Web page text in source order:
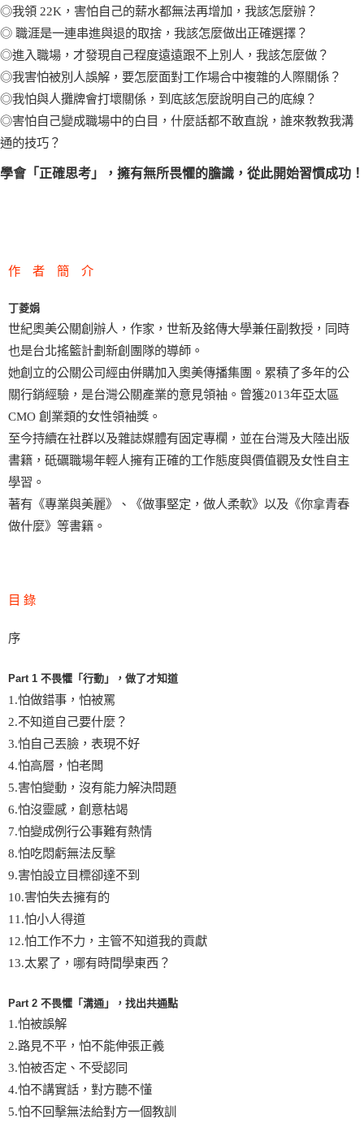
◎我領 22K，害怕自己的薪水都無法再增加，我該怎麼辦？
◎ 職涯是一連串進與退的取捨，我該怎麼做出正確選擇？
◎進入職場，才發現自己程度遠遠跟不上別人，我該怎麼做？
◎我害怕被別人誤解，要怎麼面對工作場合中複雜的人際關係？
◎我怕與人攤牌會打壞關係，到底該怎麼說明自己的底線？
◎害怕自己變成職場中的白目，什麼話都不敢直說，誰來教教我溝
通的技巧？
學會「正確思考」，擁有無所畏懼的膽識，從此開始習慣成功！
作 者 簡 介
丁菱娟
世紀奧美公關創辦人，作家，世新及銘傳大學兼任副教授，同時
也是台北搖籃計劃新創團隊的導師。
她創立的公關公司經由併購加入奧美傳播集團。累積了多年的公
關行銷經驗，是台灣公關產業的意見領袖。曾獲2013年亞太區
CMO 創業類的女性領袖獎。
至今持續在社群以及雜誌媒體有固定專欄，並在台灣及大陸出版
書籍，砥礪職場年輕人擁有正確的工作態度與價值觀及女性自主
學習。
著有《專業與美麗》、《做事堅定，做人柔軟》以及《你拿青春
做什麼》等書籍。
目 錄
序
Part 1 不畏懼「行動」，做了才知道
1.怕做錯事，怕被罵
2.不知道自己要什麼？
3.怕自己丟臉，表現不好
4.怕高層，怕老闆
5.害怕變動，沒有能力解決問題
6.怕沒靈感，創意枯竭
7.怕變成例行公事難有熱情
8.怕吃悶虧無法反擊
9.害怕設立目標卻達不到
10.害怕失去擁有的
11.怕小人得道
12.怕工作不力，主管不知道我的貢獻
13.太累了，哪有時間學東西？
Part 2 不畏懼「溝通」，找出共通點
1.怕被誤解
2.路見不平，怕不能伸張正義
3.怕被否定、不受認同
4.怕不講實話，對方聽不懂
5.怕不回擊無法給對方一個教訓